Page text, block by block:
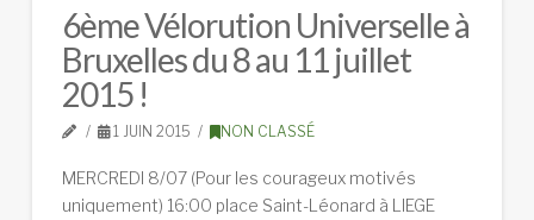
6ème Vélorution Universelle à
Bruxelles du 8 au 11 juillet
2015 !
1 JUIN 2015 NON CLASSÉ
MERCREDI 8/07 (Pour les courageux motivés
uniquement) 16:00 place Saint-Léonard à LIEGE